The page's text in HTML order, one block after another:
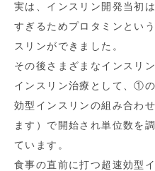
実は、インスリン開発当初
すぎるためプロタミンとい
スリンができました。
その後さまざまなインスリ
インスリン治療として、①
効型インスリンの組み合わ
ます）で開始され単位数を
ています。
食事の直前に打つ超速効型